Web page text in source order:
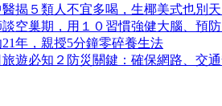
揭５類人不宜多喝，生椰美式也別
空巢期，用１０習慣強健大腦、預
年，親授5分鐘零碎養生法
遊必知２防災關鍵：確保網路、交